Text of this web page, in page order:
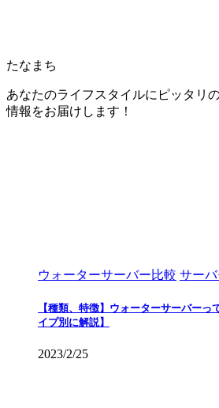
たなまち
あなたのライフスタイルにピッタリ
情報をお届けします！
ウォーターサーバー比較 サー
【種類、特徴】ウォーターサーバーっ
イプ別に解説】
2023/2/25